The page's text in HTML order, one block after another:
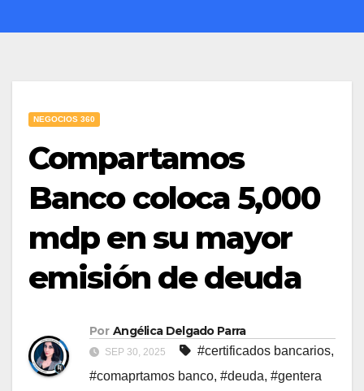
NEGOCIOS 360
Compartamos
Banco coloca 5,000
mdp en su mayor
emisión de deuda
Por Angélica Delgado Parra
SEP 30, 2025 #certificados bancarios,
#comaprtamos banco, #deuda, #gentera